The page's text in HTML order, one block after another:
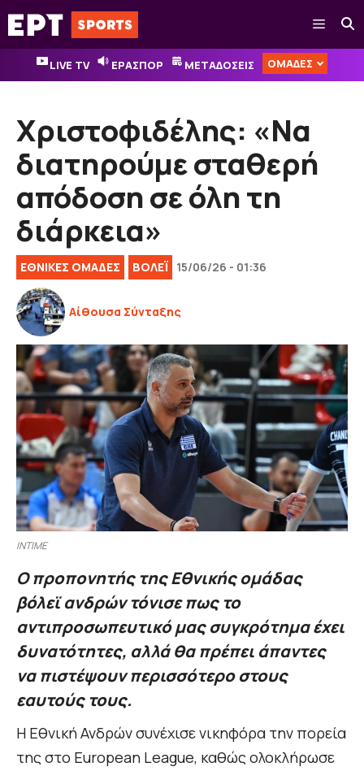
Μετάβαση
σε
περιεχόμενο
Μενού
LIVE TV ΕΡΑΣΠΟΡ ΜΕΤΑΔΟΣΕΙΣ ΟΜΑΔΕΣ
Χριστοφιδέλης: «Να
διατηρούμε σταθερή
απόδοση σε όλη τη
διάρκεια»
EΘΝΙΚΈΣ ΟΜΆΔΕΣ ΒOΛΕΪ 15/06/26 - 01:36
Αίθουσα Σύνταξης
ΙΝΤΙΜΕ
Ο προπονητής της Εθνικής ομάδας
βόλεϊ ανδρών τόνισε πως το
αντιπροσωπευτικό μας συγκρότημα έχει
δυνατότητες, αλλά θα πρέπει άπαντες
να πιστέψουν περισσότερο στους
εαυτούς τους.
Η Εθνική Ανδρών συνέχισε νικηφόρα την πορεία
της στο European League, καθώς ολοκλήρωσε